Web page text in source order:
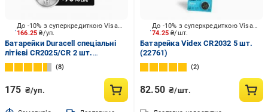
166.25₴/уп.
До -10% з суперкредиткою Visa Вигода
Батарейки Duracell спеціальні
літієві CR2025/CR 2 шт.
(5003009)
8
175 ₴/уп.
74.25₴/шт.
До -10% з суперкредиткою Visa Вигода
Батарейка Videx CR2032 5 шт.
(22761)
2
82.50 ₴/шт.